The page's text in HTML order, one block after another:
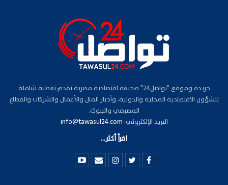
جريدة وموقع "تواصل24" صحيفة اقتصادية مصرية تقدم تغطية شاملة
للشؤون الاقتصادية المحلية والدولية، وأخبار المال والأعمال والشركات والقطاع
المصرفي والبنوك.
البريد الإلكتروني: info@tawasul24.com
اقرأ أكثر...